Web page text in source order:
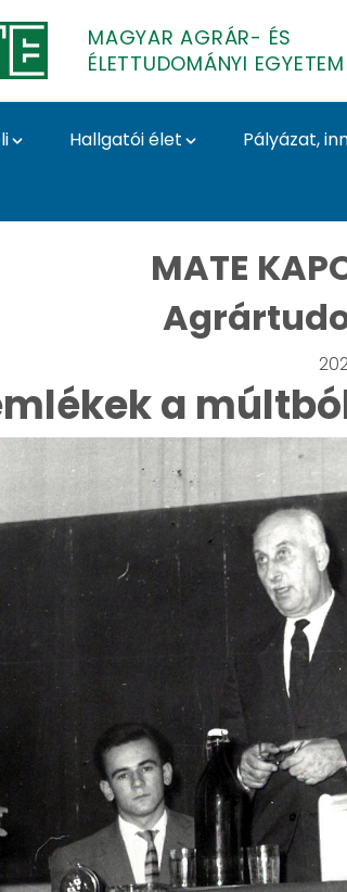
MAGYAR AGRÁR- ÉS
ÉLETTUDOMÁNYI EGYETEM
Hallgatói élet Pályázat,
Agrár-
MATE
a